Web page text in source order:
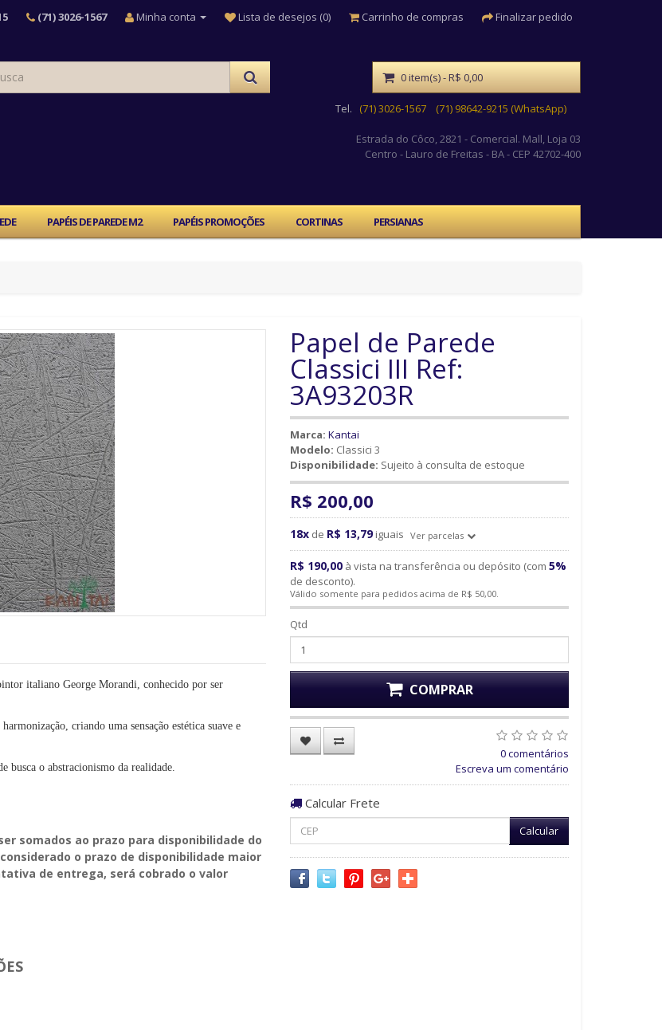
(71) 3026-1567 Minha conta Lista de desejos (0) Carrinho de compras Finalizar pedido
Tel. (71) 3026-1567 (71) 98642-9215 (WhatsApp)
Estrada do Côco, 2821 - Comercial. Mall, Loja 03
Centro - Lauro de Freitas - BA - CEP 42702-400
0 item(s) - R$ 0,00
PAPÉIS DE PAREDE M2 PAPÉIS PROMOÇÕES CORTINAS PERSIANAS
Papel de Parede
Classici III Ref:
3A93203R
Marca: Kantai
Modelo: Classici 3
Disponibilidade: Sujeito à consulta de estoque
R$ 200,00
18x de R$ 13,79 iguais Ver parcelas
R$ 190,00 à vista na transferência ou depósito (com 5%
de desconto).
Válido somente para pedidos acima de R$ 50,00.
Qtd
COMPRAR
0 comentários
Escreva um comentário
Calcular Frete
Calcular
italiano George Morandi, conhecido por ser
criando uma sensação estética suave e
busca o abstracionismo da realidade.
somados ao prazo para disponibilidade do
o prazo de disponibilidade maior
de entrega, será cobrado o valor